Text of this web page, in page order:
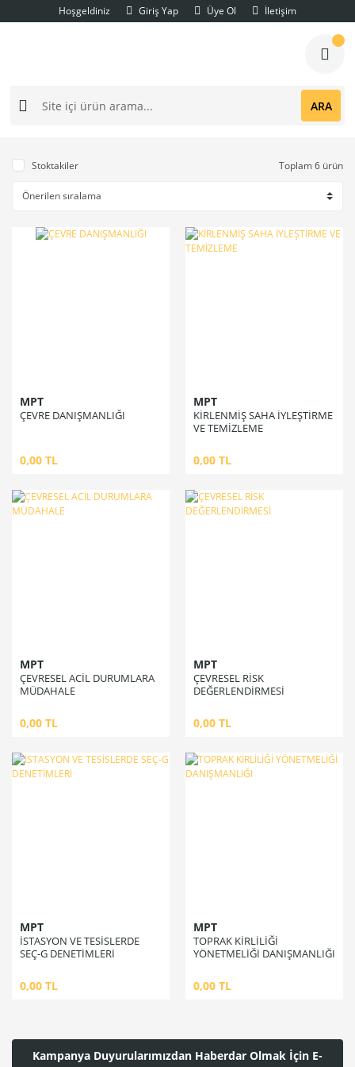
Hoşgeldiniz Giriş Yap Üye Ol İletişim
ARA
Stoktakiler Toplam 6 ürün
MPT
ÇEVRE DANIŞMANLIĞI
0,00 TL
MPT
KİRLENMİŞ SAHA İYLEŞTİRME
VE TEMİZLEME
0,00 TL
MPT
ÇEVRESEL ACİL DURUMLARA
MÜDAHALE
0,00 TL
MPT
ÇEVRESEL RİSK
DEĞERLENDİRMESİ
0,00 TL
MPT
İSTASYON VE TESİSLERDE
SEÇ-G DENETİMLERİ
0,00 TL
MPT
TOPRAK KİRLİLİĞİ
YÖNETMELİĞİ DANIŞMANLIĞI
0,00 TL
Kampanya Duyurularımızdan Haberdar Olmak İçin E-